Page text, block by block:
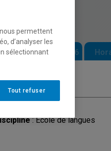
- Automne 2026
: École de langues
permettent
d’analyser les
sélectionnant
Tout refuser